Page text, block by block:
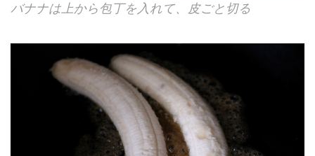
バナナは上から包丁を入れて、皮ごと切る